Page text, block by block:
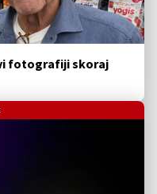
fotografiji skoraj